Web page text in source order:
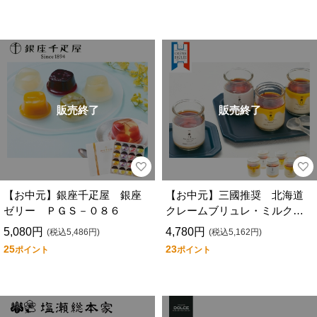
販売終了
【お中元】銀座千疋屋 銀座
ゼリー ＰＧＳ－０８６
5,080円 (税込5,486円)
25ポイント
販売終了
【お中元】三國推奨 北海道
クレームブリュレ・ミルクブ
リュレ６個セット ＭＣＭ－
4,780円 (税込5,162円)
23ポイント